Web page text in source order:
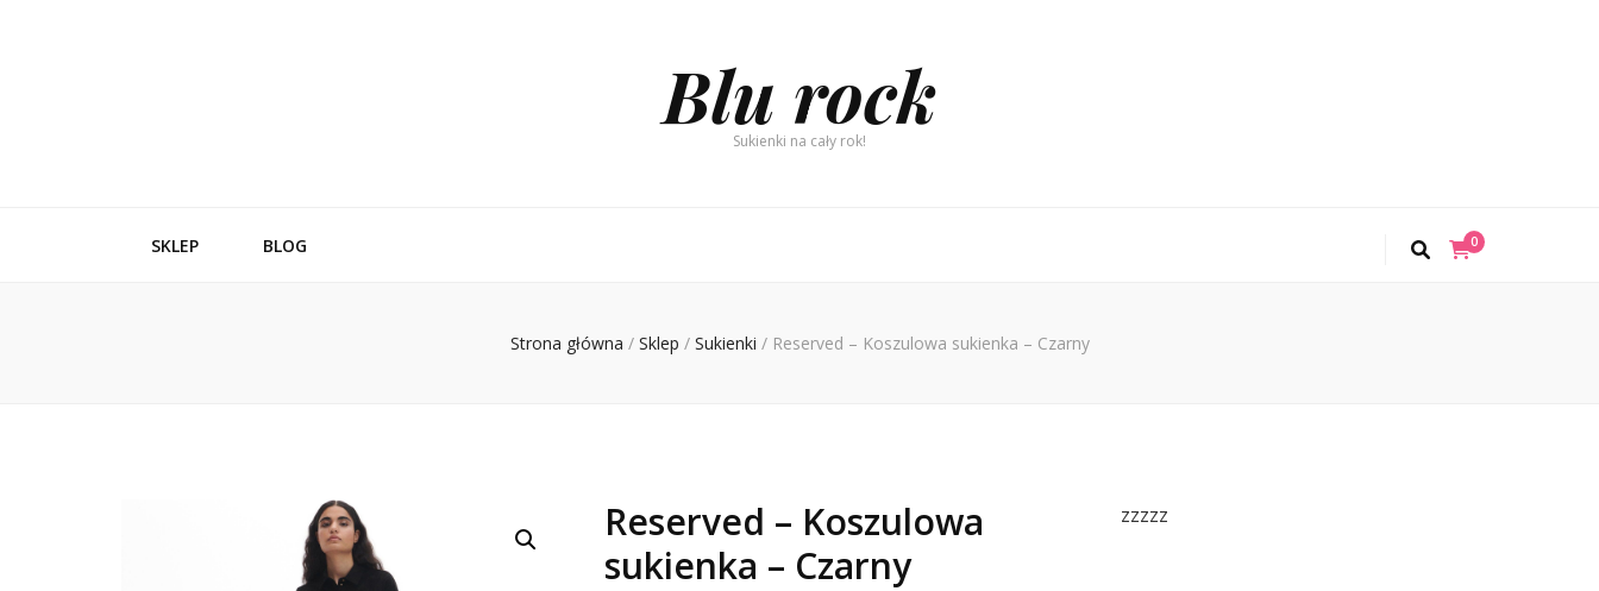
Blu rock
Sukienki na cały rok!
SKLEP BLOG 0
Strona główna / Sklep / Sukienki / Reserved – Koszulowa sukienka – Czarny
Reserved – Koszulowa
sukienka – Czarny
zzzzz